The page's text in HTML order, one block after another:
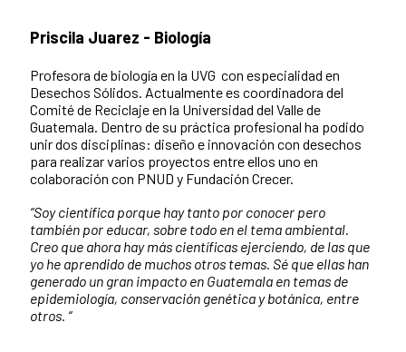
Priscila Juarez - Biología
Profesora de biología en la UVG con especialidad en
Desechos Sólidos. Actualmente es coordinadora del
Comité de Reciclaje en la Universidad del Valle de
Guatemala. Dentro de su práctica profesional ha podido
unir dos disciplinas: diseño e innovación con desechos
para realizar varios proyectos entre ellos uno en
colaboración con PNUD y Fundación Crecer.
“Soy científica porque hay tanto por conocer pero
también por educar, sobre todo en el tema ambiental.
Creo que ahora hay más científicas ejerciendo, de las que
yo he aprendido de muchos otros temas. Sé que ellas han
generado un gran impacto en Guatemala en temas de
epidemiología, conservación genética y botánica, entre
otros. “